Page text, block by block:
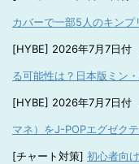
カバーで一部5人のキン
[HYBE] 2026年7月7日付
る可能性は？日本版ミン
[HYBE] 2026年7月7日付
マネ）をJ-POPエグゼク
[チャート対策] 初心者向